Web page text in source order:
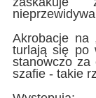
Akrobacje na
turlają się po
stanowczo za
szafie - takie